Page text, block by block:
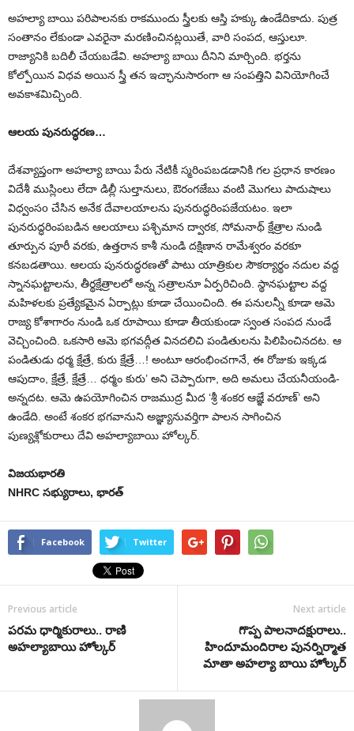
అహల్యా బాయి పరిపాలనకు రాకముందు స్త్రీలకు ఆస్తి హక్కు ఉండేదికాదు. పుత్ర
సంతానం లేకుండా ఎవరైనా మరణించినట్లయితే, వారి సంపద, ఆస్తులూ.
రాజ్యానికి బదిలీ చేయబడేవి. అహల్యా బాయి దీనిని మార్చింది. భర్తను
కోల్పోయిన విధవ అయిన స్త్రీ తన ఇచ్ఛానుసారంగా ఆ సంపత్తిని వినియోగించే
అవకాశమిచ్చింది.
ఆలయ పునరుద్ధరణ…
దేశవ్యాప్తంగా అహల్యా బాయి పేరు నేటికీ స్మరింపబడడానికి గల ప్రధాన కారణం
విదేశీ ముస్లింలు లేదా డిల్లీ సుల్తానులు, ఔరంగజేబు వంటి మొగలు పాదుషాలు
విధ్వంసo చేసిన అనేక దేవాలయాలను పునరుద్ధరింపజేయటం. ఇలా
పునరుద్ధరింపబడిన ఆలయాలు పశ్చిమాన ద్వారక, సోమనాథ్ క్షేత్రాల నుండి
తూర్పున పూరీ వరకు, ఉత్తరాన కాశీ నుండి దక్షిణాన రామేశ్వరం వరకూ
కనబడతాయి. ఆలయ పునరుద్ధరణతో పాటు యాత్రికుల సౌకర్యార్థం నదుల వద్ద
స్నానఘట్టాలను, తీర్థక్షేత్రాలలో అన్న సత్రాలనూ ఏర్పరిచింది. స్థానఘట్టాల వద్ద
మహిళలకు ప్రత్యేకమైన ఏర్పాట్లు కూడా చేయించింది. ఈ పనులన్నీ కూడా ఆమె
రాజ్య కోశాగారం నుండి ఒక రూపాయి కూడా తీయకుండా స్వంత సంపద నుండే
వెచ్చించింది. ఒకసారి ఆమె భగవద్గీత వినదలిచి పండితులను పిలిపించినదట. ఆ
పండితుడు ధర్మ క్షేత్రే, కురు క్షేత్రే…! అంటూ ఆరంభించగానే, ఈ రోజుకు ఇక్కడ
ఆపుదాం, క్షేత్రే, క్షేత్రే… ధర్మం కురు’ అని చెప్పారుగా, అది అమలు చేయనీయండి-
అన్నదట. ఆమె ఉపయోగించిన రాజముద్ర మీద ‘శ్రీ శంకర ఆజ్ఞే వరూణ్’ అని
ఉండేది. అంటే శంకర భగవానుని అజ్ఞ్యానువర్తిగా పాలన సాగించిన
పుణ్యశ్లోకురాలు దేవి అహల్యాబాయి హోల్కర్.
విజయభారతి
NHRC సభ్యురాలు, భారత్
Facebook Twitter
Previous article
పరమ ధార్మికురాలు.. రాణి
అహల్యాబాయి హోల్కర్
Next article
గొప్ప పాలనాదక్షురాలు..
హిందూమందిరాల పునర్నిర్మాత
మాతా అహల్యా బాయి హోల్కర్